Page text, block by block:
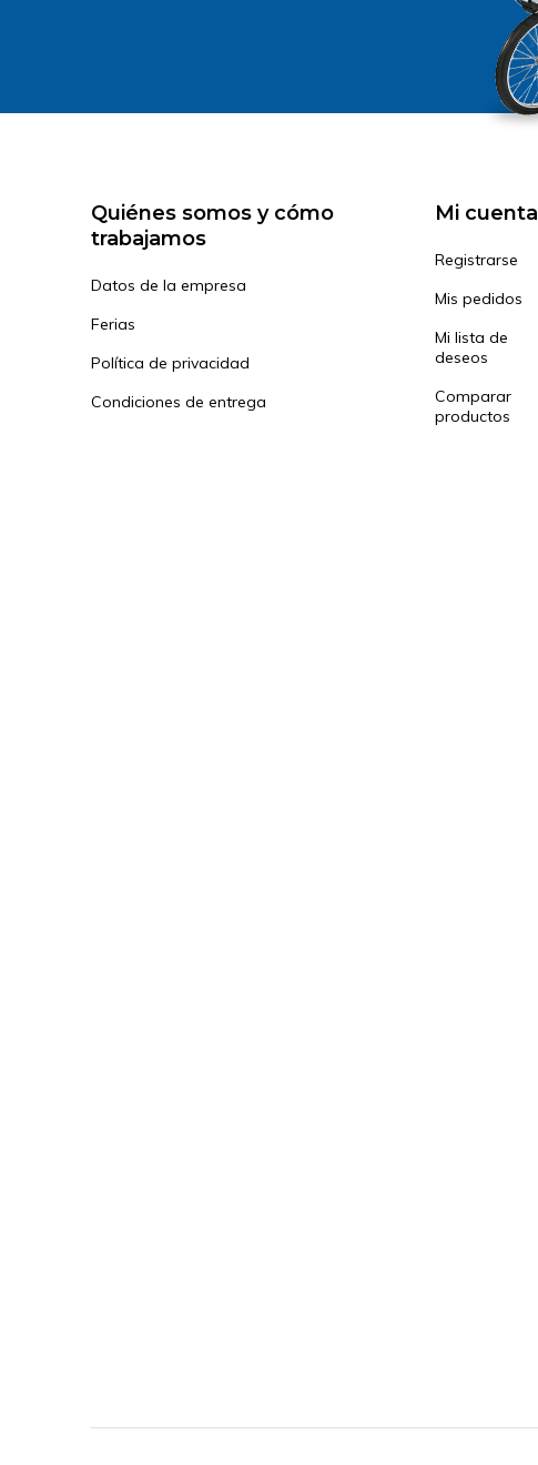
Quiénes somos y cómo
trabajamos
Datos de la empresa
Ferias
Política de privacidad
Condiciones de entrega
Mi cuenta
Registrarse
Mis pedidos
Mi lista de
deseos
Comparar
productos